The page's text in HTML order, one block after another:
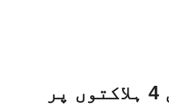
لیہہ واقعہ میں 4 ہلاکتوں پر